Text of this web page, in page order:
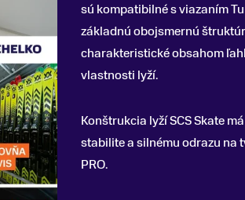
sú kompatibilné s viazaním
základnú obojsmernú
charakteristické obsahom
vlastnosti lyží.
Konštrukcia lyží SCS Skate
stabilite a silnému odrazu na
PRO.